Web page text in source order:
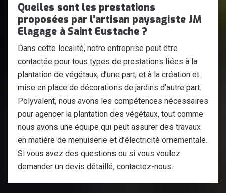
Quelles sont les prestations
proposées par l’artisan paysagiste JM
Elagage à Saint Eustache ?
Dans cette localité, notre entreprise peut être
contactée pour tous types de prestations liées à la
plantation de végétaux, d’une part, et à la création et
mise en place de décorations de jardins d’autre part.
Polyvalent, nous avons les compétences nécessaires
pour agencer la plantation des végétaux, tout comme
nous avons une équipe qui peut assurer des travaux
en matière de menuiserie et d’électricité ornementale.
Si vous avez des questions ou si vous voulez
demander un devis détaillé, contactez-nous.